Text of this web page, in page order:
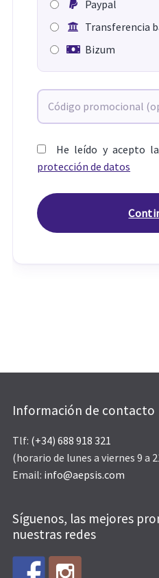
Paypal
Transferencia
Bizum
He leído y acepto la
protección de datos
Información de contacto
Tlf: (+34) 688 918 321
(horario de lunes a viernes 9 a
Email: info@aepsis.com
Síguenos, las mejores
nuestras redes